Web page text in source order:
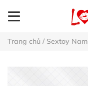
Trang chủ / Sextoy Nam